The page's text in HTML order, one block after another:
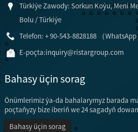
Türkiýe Zawody: Sorkun Koýu, Meni
Bolu / Türkiýe
Telefon: + 90-543-8828188 （
E-poçta:inquiry@ristargroup.com
Bahasy üçin sorag
Önümlerimiz ýa-da bahalarymyz barada
poçtaňyzy bize iberiň we 24 sagadyň
Bahasy üçin sorag